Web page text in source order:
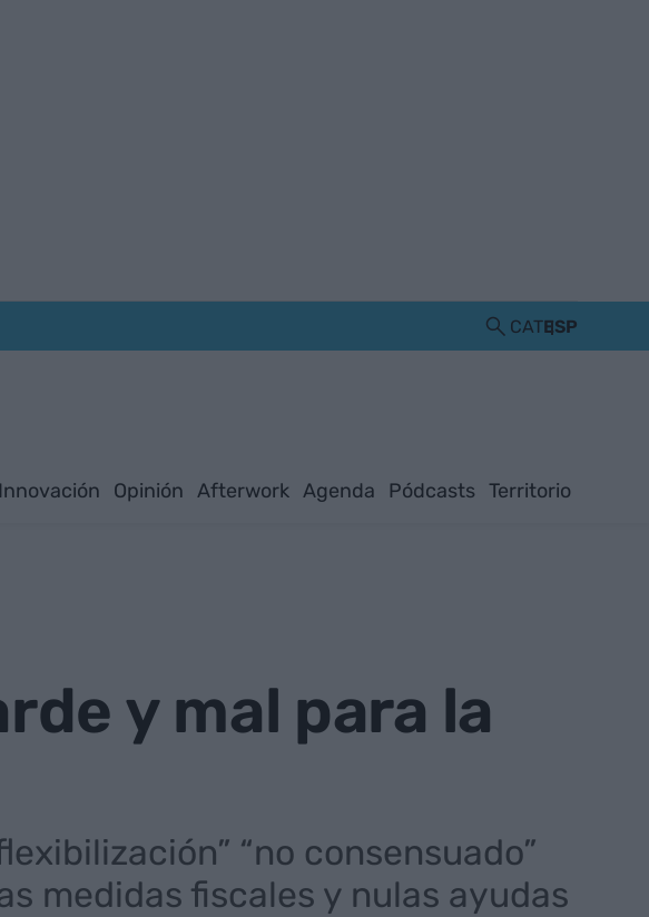
CATESP
Innovación Opinión Afterwork Agenda Pódcasts Territorio
y mal para la
“no consensuado”
medidas fiscales y nulas ayudas